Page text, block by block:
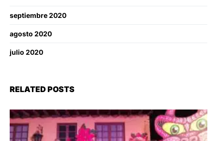
septiembre 2020
agosto 2020
julio 2020
RELATED POSTS